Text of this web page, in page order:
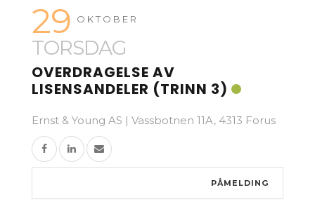
29 OKTOBER
TORSDAG
OVERDRAGELSE AV
LISENSANDELER (TRINN 3)
Ernst & Young AS | Vassbotnen 11A, 4313 Forus
PÅMELDING